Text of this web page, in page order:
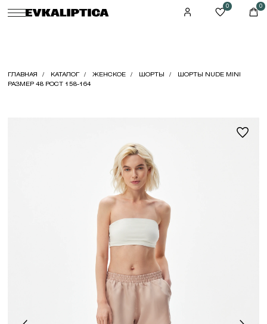
0 0
ГЛАВНАЯ КАТАЛОГ ЖЕНСКОЕ ШОРТЫ
ШОРТЫ NUDE MINI
РАЗМЕР 48 РОСТ 158-164